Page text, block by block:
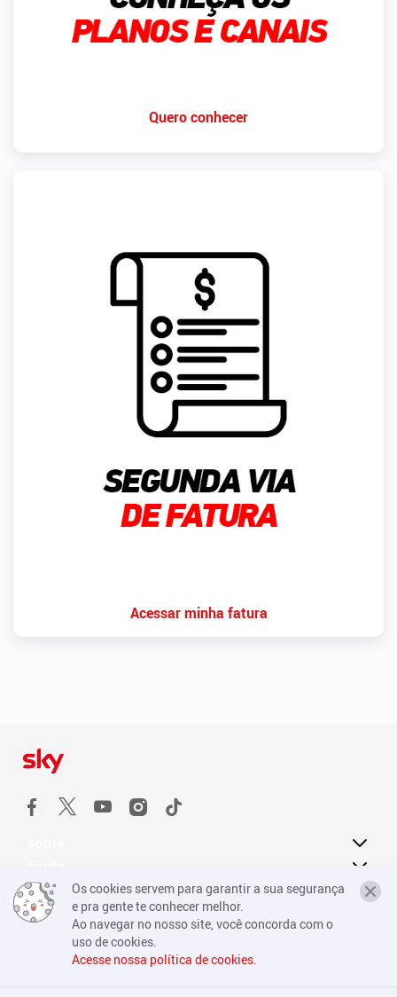
Nosso compromisso
Política de privacidade
Consumidor.gov
Fale conosco
Os cookies servem para garantir a sua segurança
e pra gente te conhecer melhor.
Ao navegar no nosso site, você concorda com o
uso de cookies.
Acesse nossa política de cookies.
Quero conhecer
Acessar minha fatura